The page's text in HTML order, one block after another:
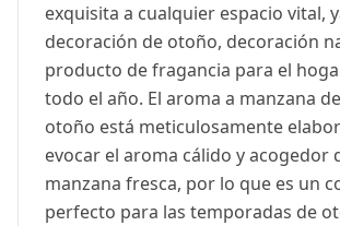
exquisita a cualquier espacio vital,
decoración de otoño, decoración
producto de fragancia para el
todo el año. El aroma a manzana
otoño está meticulosamente
evocar el aroma cálido y acogedor
manzana fresca, por lo que es un
perfecto para las temporadas de